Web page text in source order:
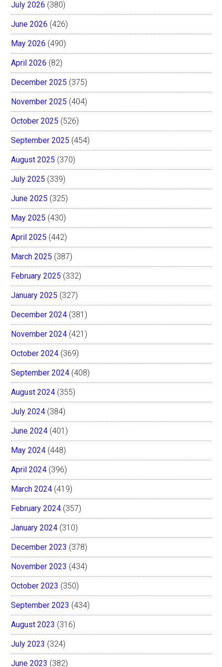
July 2026 (380)
June 2026 (426)
May 2026 (490)
April 2026 (82)
December 2025 (375)
November 2025 (404)
October 2025 (526)
September 2025 (454)
August 2025 (370)
July 2025 (339)
June 2025 (325)
May 2025 (430)
April 2025 (442)
March 2025 (387)
February 2025 (332)
January 2025 (327)
December 2024 (381)
November 2024 (421)
October 2024 (369)
September 2024 (408)
August 2024 (355)
July 2024 (384)
June 2024 (401)
May 2024 (448)
April 2024 (396)
March 2024 (419)
February 2024 (357)
January 2024 (310)
December 2023 (378)
November 2023 (434)
October 2023 (350)
September 2023 (434)
August 2023 (316)
July 2023 (324)
June 2023 (382)